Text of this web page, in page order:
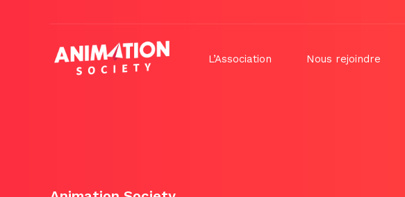
L’Association Nous rejoindre